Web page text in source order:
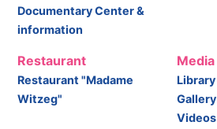
Documentary Center &
information
Restaurant
Restaurant "Madame
Witzeg"
Media
Library
Gallery
Videos